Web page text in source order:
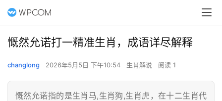
慨然允诺打一精准生肖，成语详尽解释
changlong 2026年5月5日 下午10:54 生肖解说 阅读 1
慨然允诺指的是生肖马,生肖狗,生肖虎，在十二生肖代